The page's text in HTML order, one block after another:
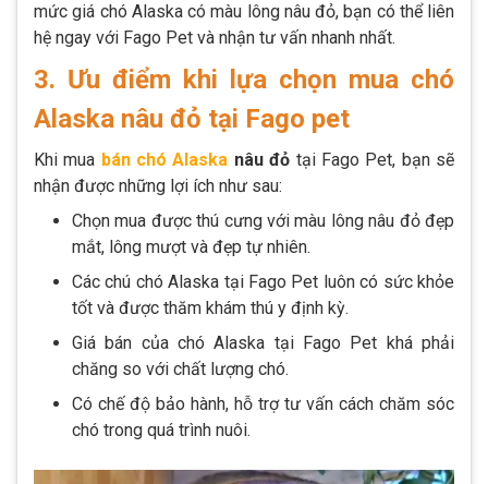
mức giá chó Alaska có màu lông nâu đỏ, bạn có thể liên
hệ ngay với Fago Pet và nhận tư vấn nhanh nhất.
3. Ưu điểm khi lựa chọn mua chó
Alaska nâu đỏ tại Fago pet
Khi mua bán chó Alaska nâu đỏ tại Fago Pet, bạn sẽ
nhận được những lợi ích như sau:
Chọn mua được thú cưng với màu lông nâu đỏ đẹp
mắt, lông mượt và đẹp tự nhiên.
Các chú chó Alaska tại Fago Pet luôn có sức khỏe
tốt và được thăm khám thú y định kỳ.
Giá bán của chó Alaska tại Fago Pet khá phải
chăng so với chất lượng chó.
Có chế độ bảo hành, hỗ trợ tư vấn cách chăm sóc
chó trong quá trình nuôi.